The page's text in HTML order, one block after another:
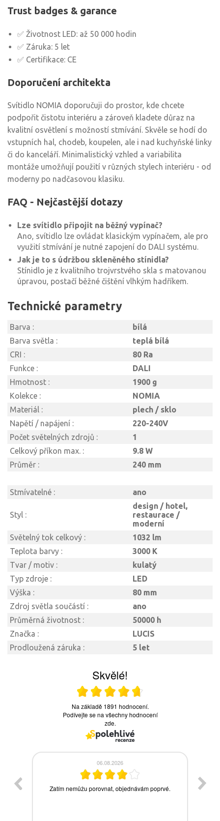
Trust badges & garance
✅ Životnost LED: až 50 000 hodin
✅ Záruka: 5 let
✅ Certifikace: CE
Doporučení architekta
Svítidlo NOMIA doporučuji do prostor, kde chcete
podpořit čistotu interiéru a zároveň kladete důraz na
kvalitní osvětlení s možností stmívání. Skvěle se hodí do
vstupních hal, chodeb, koupelen, ale i nad kuchyňské linky
či do kanceláří. Minimalistický vzhled a variabilita
montáže umožňují použití v různých stylech interiéru - od
moderny po nadčasovou klasiku.
FAQ - Nejčastější dotazy
Lze svítidlo připojit na běžný vypínač?
Ano, svítidlo lze ovládat klasickým vypínačem, ale pro
využití stmívání je nutné zapojení do DALI systému.
Jak je to s údržbou skleněného stínidla?
Stínidlo je z kvalitního trojvrstvého skla s matovanou
úpravou, postačí běžné čištění vlhkým hadříkem.
Technické parametry
Barva :
bílá
Barva světla :
teplá bílá
CRI :
80 Ra
Funkce :
DALI
Hmotnost :
1900 g
Kolekce :
NOMIA
Materiál :
plech / sklo
Napětí / napájení :
220-240V
Počet světelných zdrojů :
1
Celkový příkon max. :
9.8 W
Průměr :
240 mm
Stmívatelné : ano
Styl :
design / hotel,
restaurace /
moderní
Světelný tok celkový :
1032 lm
Teplota barvy :
3000 K
Tvar / motiv :
kulatý
Typ zdroje :
LED
Výška :
80 mm
Zdroj světla součástí :
ano
Průměrná životnost :
50000 h
Značka :
LUCIS
Prodloužená záruka :
5 let